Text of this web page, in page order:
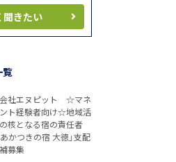
聞きたい
覧
社エヌピット ☆マネ
ト経験者向け☆地域活
核となる宿の責任者
あかつきの宿 大徳」支配
募集